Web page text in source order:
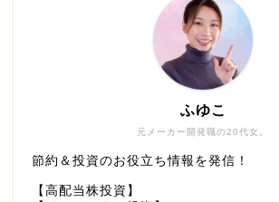
元メーカー開発職の20代女。
ふゆこ
節約＆投資のお役立ち情報を発信！
【高配当株投資】